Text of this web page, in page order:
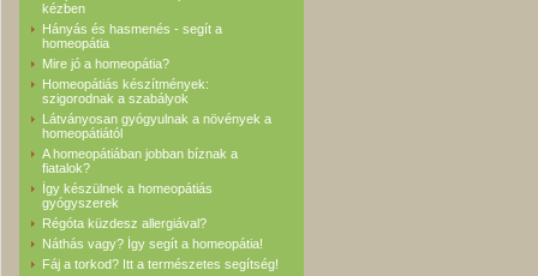
kézben
Hányás és hasmenés - segít a
homeopátia
Mire jó a homeopátia?
Homeopátiás készítmények:
szigorodnak a szabályok
Látványosan gyógyulnak a növények a
homeopátiától
A homeopátiában jobban bíznak a
fiatalok?
Így készülnek a homeopátiás
gyógyszerek
Régóta küzdesz allergiával?
Náthás vagy? Így segít a homeopátia!
Fáj a torkod? Itt a természetes segítség!